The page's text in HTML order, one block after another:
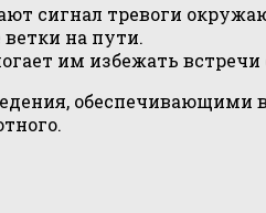
сигнал тревоги
на пути.
им избежать
обеспечивающими